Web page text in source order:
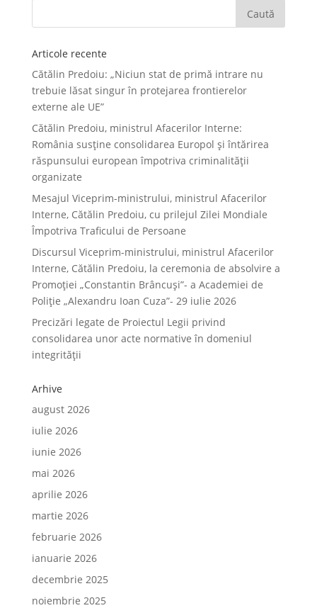
Articole recente
Cătălin Predoiu: „Niciun stat de primă intrare nu
trebuie lăsat singur în protejarea frontierelor
externe ale UE”
Cătălin Predoiu, ministrul Afacerilor Interne:
România susține consolidarea Europol și întărirea
răspunsului european împotriva criminalității
organizate
Mesajul Viceprim-ministrului, ministrul Afacerilor
Interne, Cătălin Predoiu, cu prilejul Zilei Mondiale
Împotriva Traficului de Persoane
Discursul Viceprim-ministrului, ministrul Afacerilor
Interne, Cătălin Predoiu, la ceremonia de absolvire a
Promoției „Constantin Brâncuși”- a Academiei de
Poliție „Alexandru Ioan Cuza”- 29 iulie 2026
Precizări legate de Proiectul Legii privind
consolidarea unor acte normative în domeniul
integrității
Arhive
august 2026
iulie 2026
iunie 2026
mai 2026
aprilie 2026
martie 2026
februarie 2026
ianuarie 2026
decembrie 2025
noiembrie 2025